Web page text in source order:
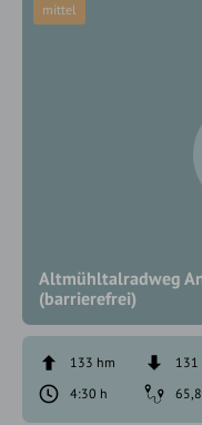
Altmühltalradweg
(barrierefrei)
mittel
133 hm
131
4:30 h